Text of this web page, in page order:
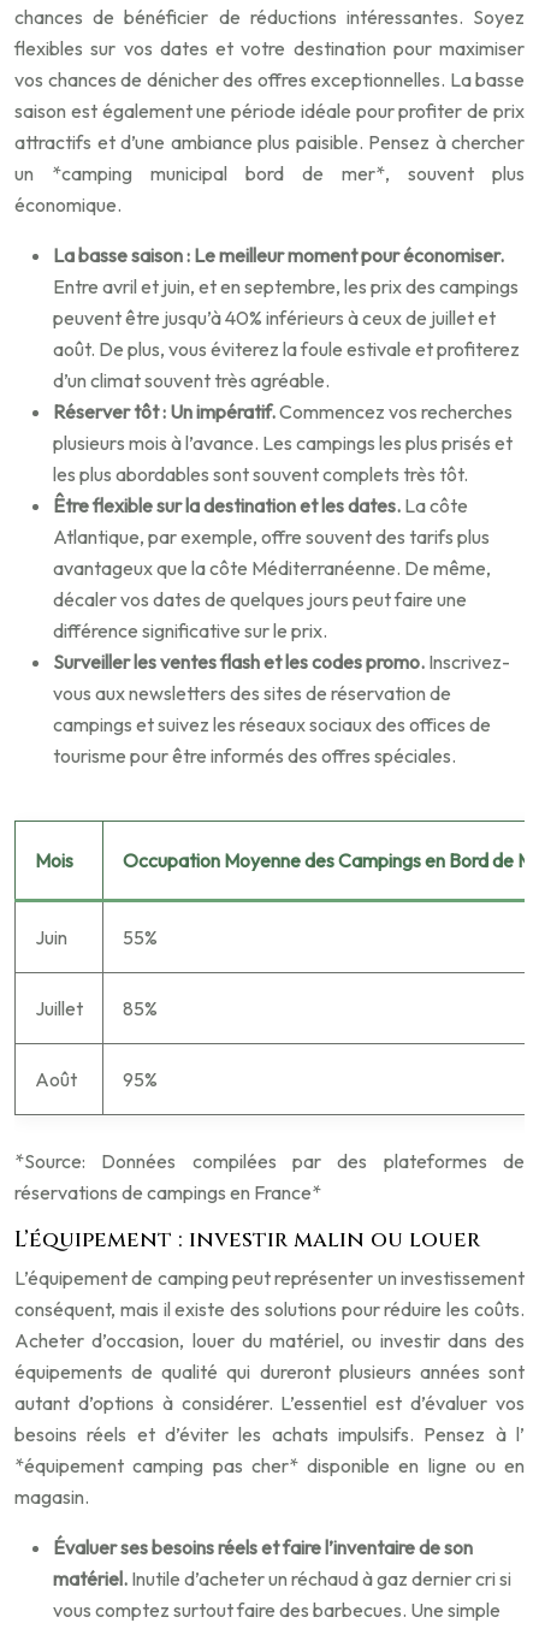
chances de bénéficier de réductions intéressantes. Soyez
flexibles sur vos dates et votre destination pour maximiser
vos chances de dénicher des offres exceptionnelles. La basse
saison est également une période idéale pour profiter de prix
attractifs et d’une ambiance plus paisible. Pensez à chercher
un *camping municipal bord de mer*, souvent plus
économique.
La basse saison : Le meilleur moment pour économiser.
Entre avril et juin, et en septembre, les prix des campings
peuvent être jusqu’à 40% inférieurs à ceux de juillet et
août. De plus, vous éviterez la foule estivale et profiterez
d’un climat souvent très agréable.
Réserver tôt : Un impératif.Commencez vos recherches
plusieurs mois à l’avance. Les campings les plus prisés et
les plus abordables sont souvent complets très tôt.
Être flexible sur la destination et les dates. La côte
Atlantique, par exemple, offre souvent des tarifs plus
avantageux que la côte Méditerranéenne. De même,
décaler vos dates de quelques jours peut faire une
différence significative sur le prix.
Surveiller les ventes flash et les codes promo. Inscrivez-
vous aux newsletters des sites de réservation de
campings et suivez les réseaux sociaux des offices de
tourisme pour être informés des offres spéciales.
Mois Occupation Moyenne des Campings en Bord de
Juin 55%
Juillet 85%
Août 95%
*Source: Données compilées par des plateformes de
réservations de campings en France*
L’équipement : investir malin ou louer
L’équipement de camping peut représenter un investissement
conséquent, mais il existe des solutions pour réduire les coûts.
Acheter d’occasion, louer du matériel, ou investir dans des
équipements de qualité qui dureront plusieurs années sont
autant d’options à considérer. L’essentiel est d’évaluer vos
besoins réels et d’éviter les achats impulsifs. Pensez à l’
*équipement camping pas cher* disponible en ligne ou en
magasin.
Évaluer ses besoins réels et faire l’inventaire de son
matériel. Inutile d’acheter un réchaud à gaz dernier cri si
vous comptez surtout faire des barbecues. Une simple